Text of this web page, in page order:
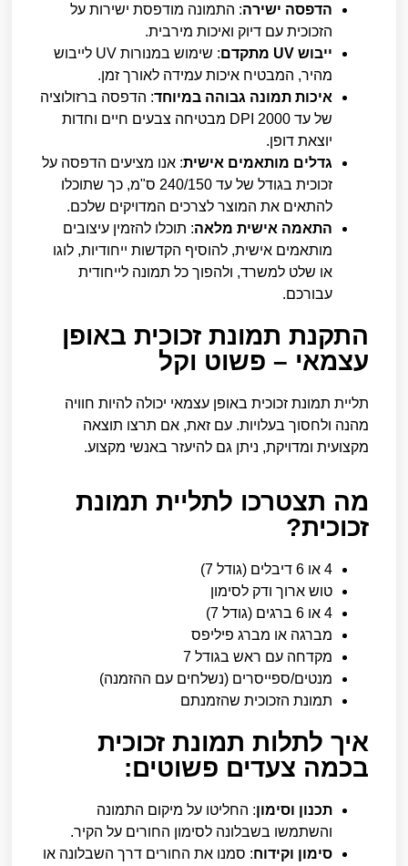
הדפסה ישירה: התמונה מודפסת ישירות על
הזכוכית עם דיוק ואיכות מירבית.
ייבוש UV מתקדם
: שימוש במנורות UV לייבוש
מהיר, המבטיח איכות עמידה לאורך זמן.
איכות תמונה גבוהה במיוחד: הדפסה ברזולוציה
של עד 2000 DPI מבטיחה צבעים חיים וחדות
יוצאת דופן.
גדלים מותאמים אישית: אנו מציעים הדפסה על
זכוכית בגודל של עד 240/150 ס"מ, כך שתוכלו
להתאים את המוצר לצרכים המדויקים שלכם.
התאמה אישית מלאה: תוכלו להזמין עיצובים
מותאמים אישית, להוסיף הקדשות ייחודיות, לוגו
או שלט למשרד, ולהפוך כל תמונה לייחודית
עבורכם.
התקנת תמונת זכוכית באופן
עצמאי – פשוט וקל
תליית תמונת זכוכית באופן עצמאי יכולה להיות חוויה
מהנה ולחסוך בעלויות. עם זאת, אם תרצו תוצאה
מקצועית ומדויקת, ניתן גם להיעזר באנשי מקצוע.
מה תצטרכו לתליית תמונת
זכוכית?
4 או 6 דיבלים (גודל 7)
טוש ארוך ודק לסימון
4 או 6 ברגים (גודל 7)
מברגה או מברג פיליפס
מקדחה עם ראש בגודל 7
מנטים/ספייסרים (נשלחים עם ההזמנה)
תמונת הזכוכית שהזמנתם
איך לתלות תמונת זכוכית
בכמה צעדים פשוטים:
תכנון וסימון: החליטו על מיקום התמונה
והשתמשו בשבלונה לסימון החורים על הקיר.
סימון וקידוח: סמנו את החורים דרך השבלונה או